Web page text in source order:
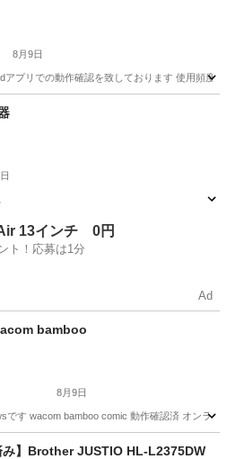
8月9日
プリでの動作確認を致しております 使用頻度
周辺機器
器
その他13インチ 0円
ト！応募は1分
Ad
bamboo
8月9日
す wacom bamboo comic 動作確認済 オンライ
周辺機器
み】Brother JUSTIO HL-L2375DW